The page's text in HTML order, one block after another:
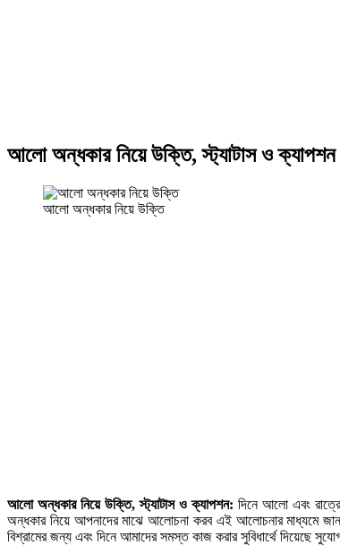
আলো অন্ধকার নিয়ে উক্তি, স্ট্যাটাস ও ক্যাপশন
আলো অন্ধকার নিয়ে উক্তি
আলো অন্ধকার নিয়ে উক্তি, স্ট্যাটাস ও ক্যাপশন: দিনে আলো এবং
অন্ধকার নিয়ে আপনাদের মাঝে আলোচনা করব এই আলোচনার মাধ্যমে
বিশ্রামের জন্য এবং দিনে আমাদের সমস্ত কাজ করার সুবিধার্থে দিয়েছে